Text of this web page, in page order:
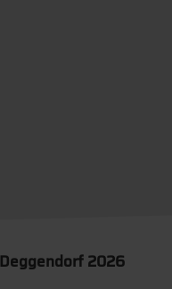
2026